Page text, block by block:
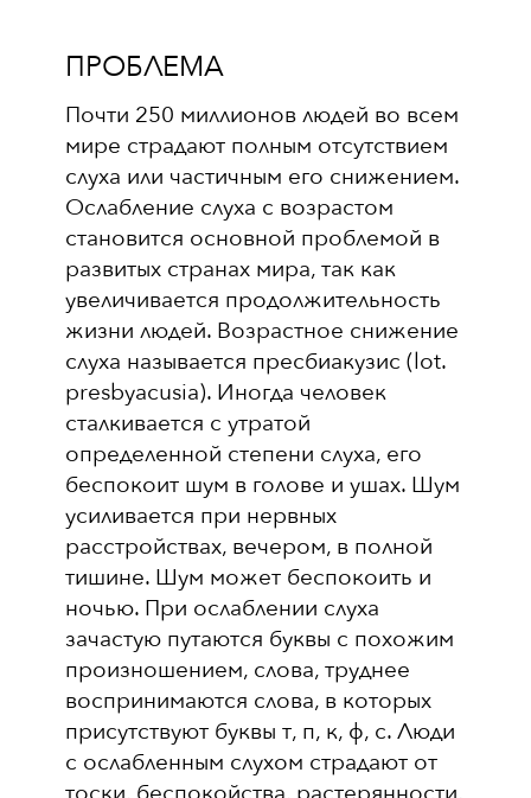
ПРОБЛЕМА
Почти 250 миллионов людей во всем
мире страдают полным отсутствием
слуха или частичным его снижением.
Ослабление слуха с возрастом
становится основной проблемой в
развитых странах мира, так как
увеличивается продолжительность
жизни людей. Возрастное снижение
слуха называется пресбиакузис (lot.
presbyacusia). Иногда человек
сталкивается с утратой
определенной степени слуха, его
беспокоит шум в голове и ушах. Шум
усиливается при нервных
расстройствах, вечером, в полной
тишине. Шум может беспокоить и
ночью. При ослаблении слуха
зачастую путаются буквы с похожим
произношением, слова, труднее
воспринимаются слова, в которых
присутствуют буквы т, п, к, ф, с. Люди
с ослабленным слухом страдают от